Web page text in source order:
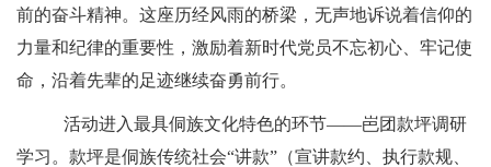
前的奋斗精神。这座历经风雨的桥梁，无声地诉说着信仰的
力量和纪律的重要性，激励着新时代党员不忘初心、牢记使
命，沿着先辈的足迹继续奋勇前行。
活动进入最具侗族文化特色的环节——岜团款坪调研
学习。款坪是侗族传统社会“讲款”（宣讲款约、执行款规、